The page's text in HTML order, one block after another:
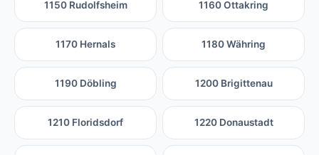
1150 Rudolfsheim 1160 Ottakring
1170 Hernals 1180 Währing
1190 Döbling 1200 Brigittenau
1210 Floridsdorf 1220 Donaustadt